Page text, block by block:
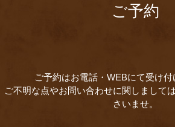
ご予約
ご予約はお電話・WEBにて受け付
ご不明な点やお問い合わせに関しまして
さいませ。